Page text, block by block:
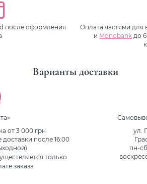
после оформления
Оплата частями для
и Monobank до
Варианты доставки
от 3 000 грн
после 16:00
только
заказа
ул.
пн-